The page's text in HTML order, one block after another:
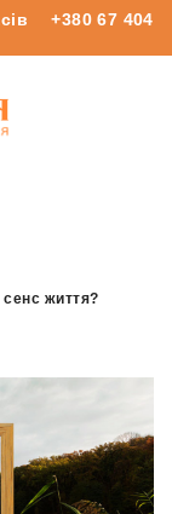
+380 67 404
життя?